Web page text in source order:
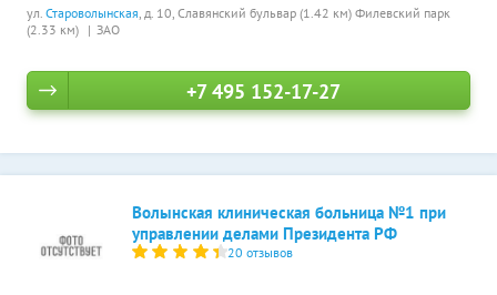
ул. Староволынская, д. 10, Славянский бульвар (1.42 км) Филевский парк
(2.33 км)
ЗАО
+7 495 152-17-27
Волынская клиническая больница №1 при
управлении делами Президента РФ
20 отзывов